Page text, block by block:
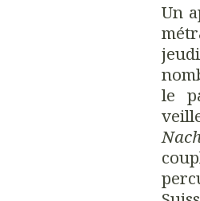
Un
le